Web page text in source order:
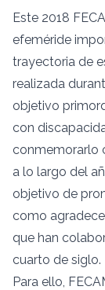
Este 2018
efeméride
trayectoria de
realizada
objetivo
con
conmemorarlo
a lo largo del
objetivo de
como
que han
cuarto de siglo.
Para ello,